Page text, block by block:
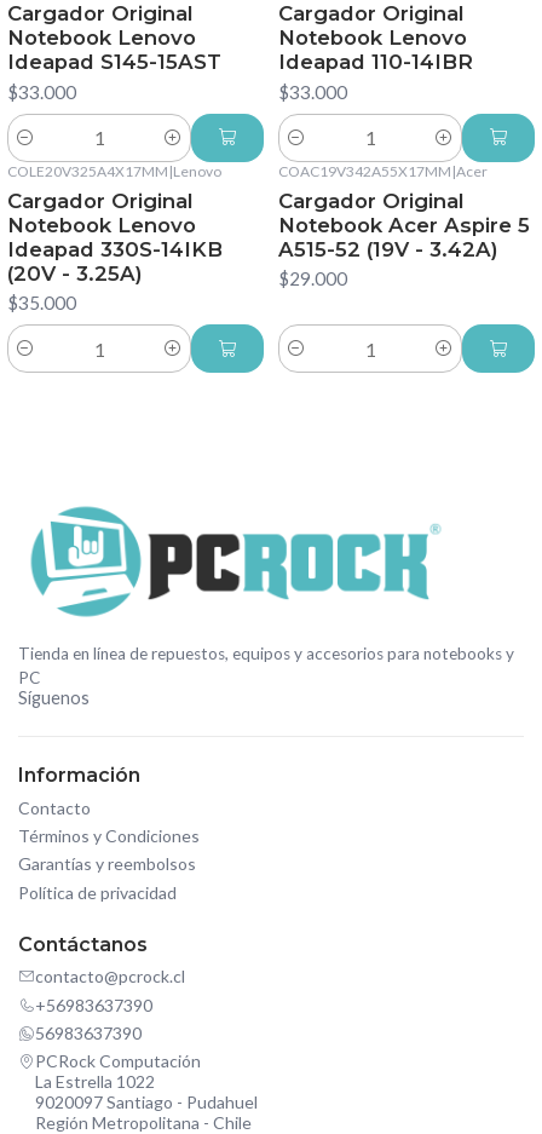
Cargador Original
Notebook Lenovo
Ideapad S145-15AST
$33.000
Cantidad
Cargador Original
Notebook Lenovo
Ideapad 110-14IBR
$33.000
Cantidad
COLE20V325A4X17MM |Lenovo
Cargador Original
Notebook Lenovo
Ideapad 330S-14IKB
(20V - 3.25A)
$35.000
Cantidad
COAC19V342A55X17MM |Acer
Cargador Original
Notebook Acer Aspire 5
A515-52 (19V - 3.42A)
$29.000
Cantidad
Tienda en línea de repuestos, equipos y accesorios para notebooks y
PC
Síguenos
Información
Contacto
Términos y Condiciones
Garantías y reembolsos
Política de privacidad
Contáctanos
contacto@pcrock.cl
+56983637390
56983637390
PCRock Computación
La Estrella 1022
9020097 Santiago - Pudahuel
Región Metropolitana - Chile